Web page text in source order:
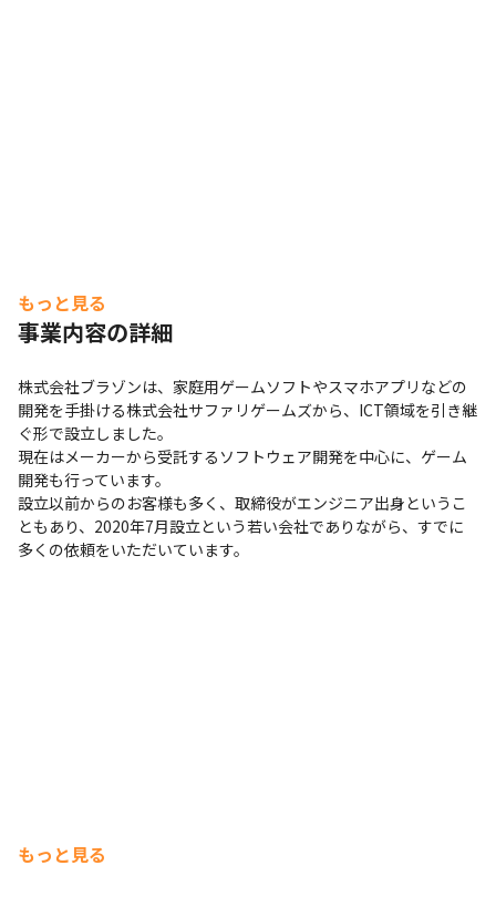
もっと見る
事業内容の詳細
株式会社ブラゾンは、家庭用ゲームソフトやスマホアプリなどの
開発を手掛ける株式会社サファリゲームズから、ICT領域を引き継
ぐ形で設立しました。
現在はメーカーから受託するソフトウェア開発を中心に、ゲーム
開発も行っています。
設立以前からのお客様も多く、取締役がエンジニア出身というこ
ともあり、2020年7月設立という若い会社でありながら、すでに
多くの依頼をいただいています。
もっと見る